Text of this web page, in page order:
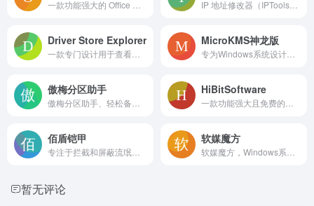
Driver Store Explorer MicroKMS神龙版
傲梅分区助手 HiBitSoftware
佰盾铠甲 软媒魔方
暂无评论